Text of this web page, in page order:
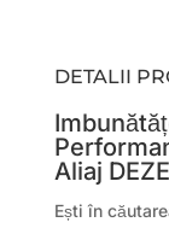
DETALII
Aliaj
Ești în